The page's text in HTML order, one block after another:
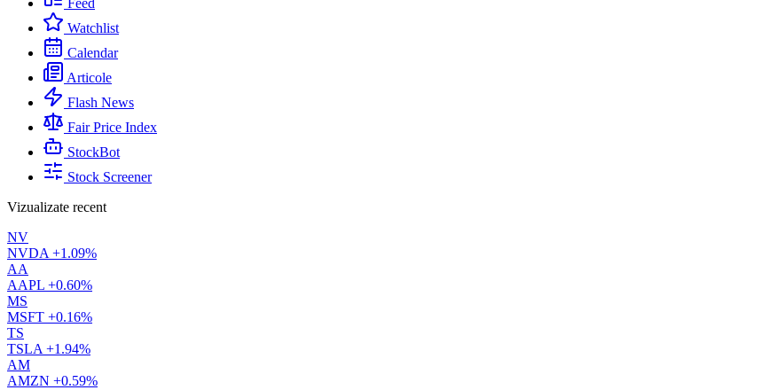
Feed
Watchlist
Calendar
Articole
Flash News
Fair Price Index
StockBot
Stock Screener
Vizualizate recent
NV
NVDA +1.09%
AA
AAPL +0.60%
MS
MSFT +0.16%
TS
TSLA +1.94%
AM
AMZN +0.59%